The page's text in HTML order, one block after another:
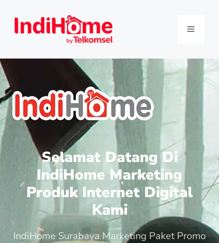
Selamat Datang Di
IndiHome Marketing
Produk Internet Digital
Kami
IndiHome Surabaya Marketing Paket Promo